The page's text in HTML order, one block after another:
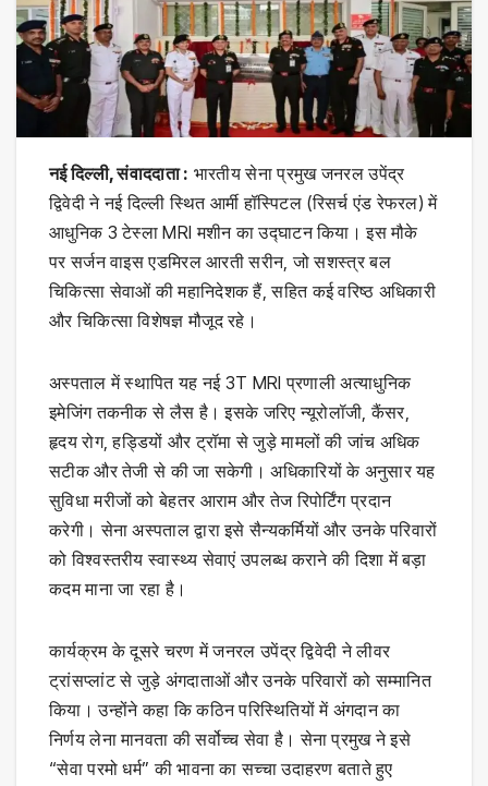
नई दिल्ली, संवाददाता : भारतीय सेना प्रमुख जनरल उपेंद्र
द्विवेदी ने नई दिल्ली स्थित आर्मी हॉस्पिटल (रिसर्च एंड रेफरल) में
आधुनिक 3 टेस्ला MRI मशीन का उद्घाटन किया। इस मौके
पर सर्जन वाइस एडमिरल आरती सरीन, जो सशस्त्र बल
चिकित्सा सेवाओं की महानिदेशक हैं, सहित कई वरिष्ठ अधिकारी
और चिकित्सा विशेषज्ञ मौजूद रहे।
अस्पताल में स्थापित यह नई 3T MRI प्रणाली अत्याधुनिक
इमेजिंग तकनीक से लैस है। इसके जरिए न्यूरोलॉजी, कैंसर,
हृदय रोग, हड्डियों और ट्रॉमा से जुड़े मामलों की जांच अधिक
सटीक और तेजी से की जा सकेगी। अधिकारियों के अनुसार यह
सुविधा मरीजों को बेहतर आराम और तेज रिपोर्टिंग प्रदान
करेगी। सेना अस्पताल द्वारा इसे सैन्यकर्मियों और उनके परिवारों
को विश्वस्तरीय स्वास्थ्य सेवाएं उपलब्ध कराने की दिशा में बड़ा
कदम माना जा रहा है।
कार्यक्रम के दूसरे चरण में जनरल उपेंद्र द्विवेदी ने लीवर
ट्रांसप्लांट से जुड़े अंगदाताओं और उनके परिवारों को सम्मानित
किया। उन्होंने कहा कि कठिन परिस्थितियों में अंगदान का
निर्णय लेना मानवता की सर्वोच्च सेवा है। सेना प्रमुख ने इसे
“सेवा परमो धर्म” की भावना का सच्चा उदाहरण बताते हुए